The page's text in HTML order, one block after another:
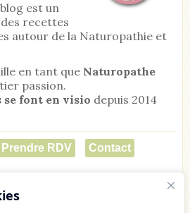
est un
recettes
autour de la Naturopathie et
en tant que Naturopathe
passion.
font en visio depuis 2014
Prendre RDV Contact